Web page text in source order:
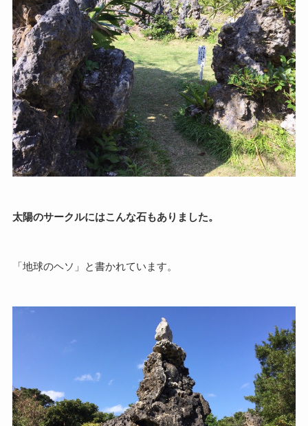
太陽のサークルにはこんな石もありました。
「地球のヘソ」と書かれています。